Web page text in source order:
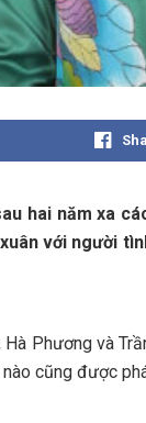
hai năm xa
với người
Phương và
cũng được